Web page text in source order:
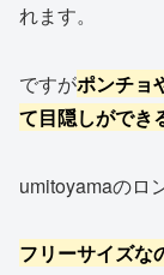
れます。
ですがポンチョ
て目隠しができ
umitoyamaのロ
フリーサイズな